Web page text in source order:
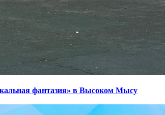
фантазия» в Высоком Мысу